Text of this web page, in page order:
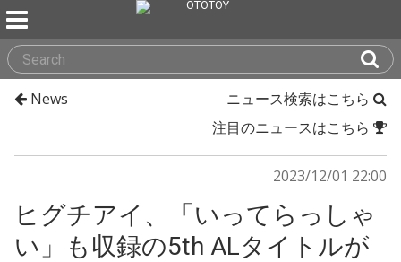
News
ニュース検索はこちら
注目のニュースはこちら
2023/12/01 22:00
ヒグチアイ、「いってらっしゃ
い」も収録の5th ALタイトルが